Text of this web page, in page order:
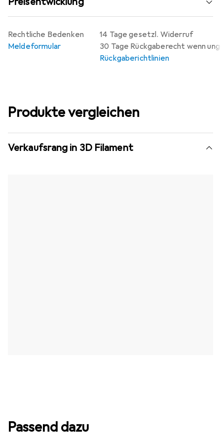
14 Tage gesetzl. Widerruf
30 Tage Rückgaberecht wenn
Rückgaberichtlinien
Rechtliche Bedenken
Meldeformular
Produkte vergleichen
Verkaufsrang in 3D Filament
Passend dazu